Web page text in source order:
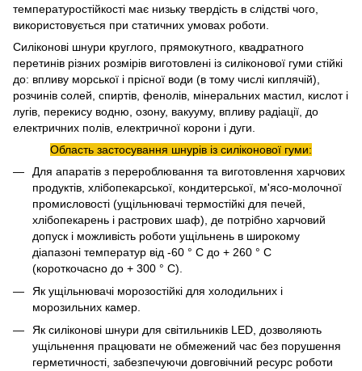
температуростійкості має низьку твердість в слідстві чого,
використовується при статичних умовах роботи.
Силіконові шнури круглого, прямокутного, квадратного
перетинів різних розмірів виготовлені із силіконової гуми стійкі
до: впливу морської і прісної води (в тому числі киплячій),
розчинів солей, спиртів, фенолів, мінеральних мастил, кислот і
лугів, перекису водню, озону, вакууму, впливу радіації, до
електричних полів, електричної корони і дуги.
Область застосування шнурів із силіконової гуми:
Для апаратів з перероблювання та виготовлення харчових
продуктів, хлібопекарської, кондитерської, м'ясо-молочної
промисловості (ущільнювачі термостійкі для печей,
хлібопекарень і растрових шаф), де потрібно харчовий
допуск і можливість роботи ущільнень в широкому
діапазоні температур від -60 ° С до + 260 ° С
(короткочасно до + 300 ° С).
Як ущільнювачі морозостійкі для холодильних і
морозильних камер.
Як силіконові шнури для світильників LED, дозволяють
ущільнення працювати не обмежений час без порушення
герметичності, забезпечуючи довговічний ресурс роботи